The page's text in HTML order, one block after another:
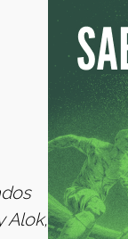
Alok,